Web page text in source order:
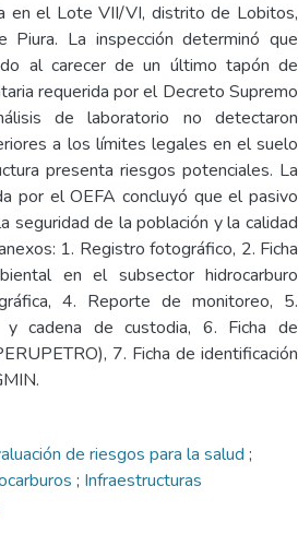
en el Lote VII/VI, distrito de Lobitos,
Piura. La inspección determinó que
al carecer de un último tapón de
requerida por el Decreto Supremo
de laboratorio no detectaron
a los límites legales en el suelo
presenta riesgos potenciales. La
por el OEFA concluyó que el pasivo
seguridad de la población y la calidad
1. Registro fotográfico, 2. Ficha
en el subsector hidrocarburo
4. Reporte de monitoreo, 5.
cadena de custodia, 6. Ficha de
7. Ficha de identificación
de riesgos para la salud ;
; Infraestructuras